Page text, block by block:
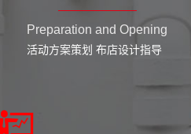
Preparation and Opening
活动方案策划 布店设计指导